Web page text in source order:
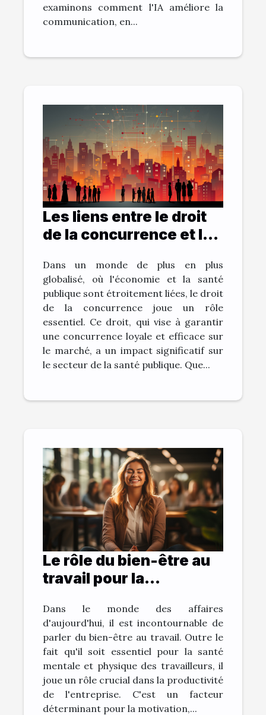
examinons comment l'IA améliore la
communication, en...
Les liens entre le droit
de la concurrence et la
Dans un monde de plus en plus
globalisé, où l'économie et la santé
publique sont étroitement liées, le droit
de la concurrence joue un rôle
essentiel. Ce droit, qui vise à garantir
une concurrence loyale et efficace sur
le marché, a un impact significatif sur
le secteur de la santé publique. Que...
Le rôle du bien-être au
travail pour la
l'entreprise
Dans le monde des affaires
d'aujourd'hui, il est incontournable de
parler du bien-être au travail. Outre le
fait qu'il soit essentiel pour la santé
mentale et physique des travailleurs, il
joue un rôle crucial dans la productivité
de l'entreprise. C'est un facteur
déterminant pour la motivation,...